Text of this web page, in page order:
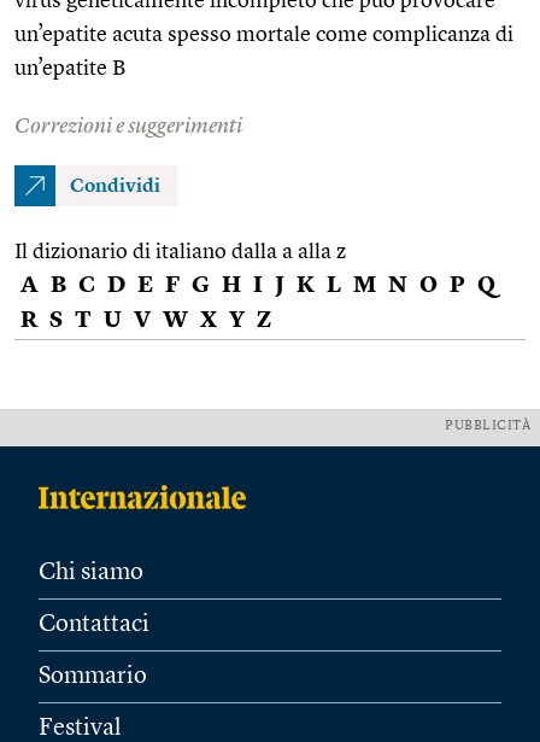
un’epatite acuta spesso mortale come complicanza di
un’epatite B
Correzioni e suggerimenti
Condividi
Il dizionario di italiano dalla a alla z
A B C D E F G H I J K L M N O P Q
R S T U V W X Y Z
PUBBLICITÀ
Chi siamo
Contattaci
Sommario
Festival